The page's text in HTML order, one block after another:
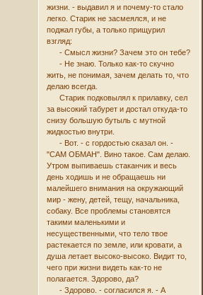
жизни. - выдавил я и почему-то стало
легко. Старик не засмеялся, и не
поджал губы, а только прищурил
взгляд:
- Смысл жизни? Зачем это он тебе?
- Не знаю. Только как-то скучно
жить, не понимая, зачем делать то, что
делаю всегда.
Старик подковылял к прилавку, сел
за высокий табурет и достал откуда-то
снизу большую бутыль с мутной
жидкостью внутри.
- Вот. - с гордостью сказал он. -
"САМ ОБМАН". Вино такое. Сам делаю.
Утром выпиваешь стаканчик и весь
день ходишь и не обращаешь ни
малейшего внимания на окружающий
мир - жену, детей, тещу, начальника,
собаку. Все проблемы становятся
такими маленькими и
несущественными, что тело твое
растекается по земле, или кровати, а
душа летает высоко-высоко. Видит то,
чего при жизни видеть как-то не
полагается. Здорово, да?
- Здорово. - согласился я. - А